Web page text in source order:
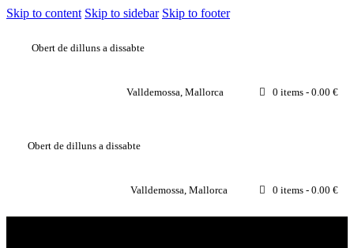
Skip to content Skip to sidebar Skip to footer
Obert de dilluns a dissabte
Valldemossa, Mallorca 0 items - 0.00 €
Obert de dilluns a dissabte
Valldemossa, Mallorca 0 items - 0.00 €